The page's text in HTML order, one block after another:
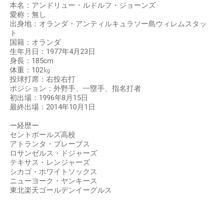
本名：アンドリュー・ルドルフ・ジョーンズ
愛称：無し
出身地：オランダ・アンティルキュラソー島ウィレムスタッ
ト
国籍：オランダ
生年月日：1977年4月23日
身長：185cm
体重：102㎏
投球打席：右投右打
ポジション：外野手、一塁手、指名打者
初出場：1996年8月15日
最終出場：2014年10月1日
ー経歴ー
セントポールズ高校
アトランタ・ブレーブス
ロサンゼルス・ドジャーズ
テキサス・レンジャーズ
シカゴ・ホワイトソックス
ニューヨーク・ヤンキース
東北楽天ゴールデンイーグルス